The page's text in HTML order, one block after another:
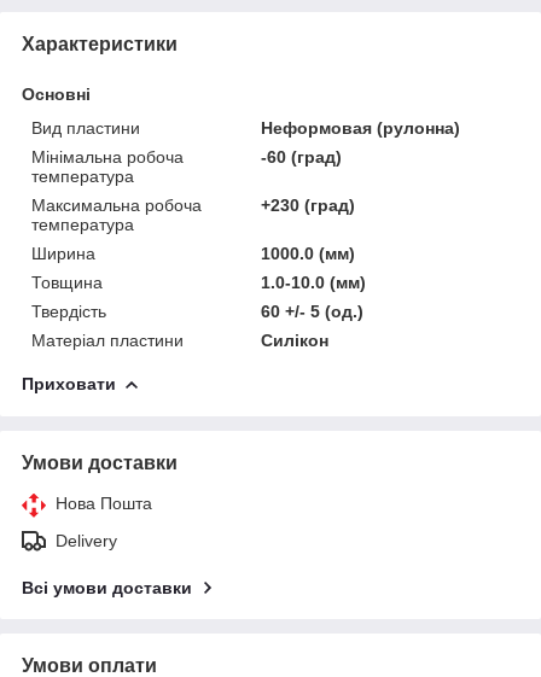
Характеристики
Основні
Вид пластини
Неформовая (рулонна)
Мінімальна робоча
температура
-60 (град)
Максимальна робоча
температура
+230 (град)
Ширина
1000.0 (мм)
Товщина
1.0-10.0 (мм)
Твердість
60 +/- 5 (од.)
Матеріал пластини
Силікон
Приховати
Умови доставки
Нова Пошта
Delivery
Всі умови доставки
Умови оплати